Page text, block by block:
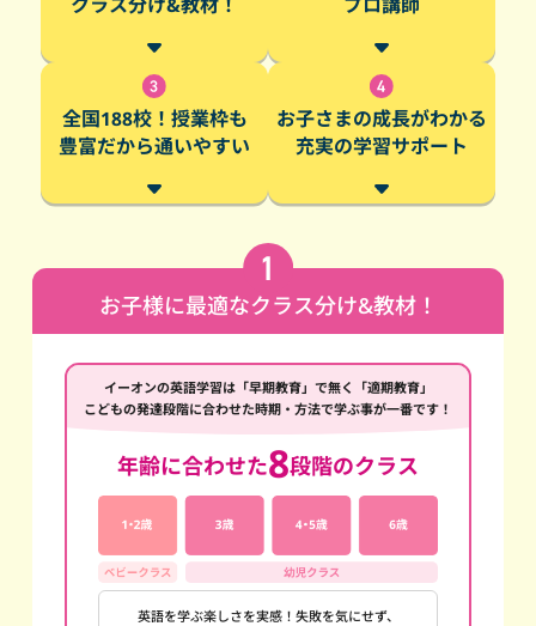
全国188校！授業枠も
豊富だから通いやすい
お子さまの成長がわかる
充実の学習サポート
お子様に最適なクラス分け&教材！
イーオンの英語学習は「早期教育」で無く「適期教育」
こどもの発達段階に合わせた時期・方法で学ぶ事が一番です！
年齢に合わせた8段階のクラス
英語を学ぶ楽しさを実感！失敗を気にせず、